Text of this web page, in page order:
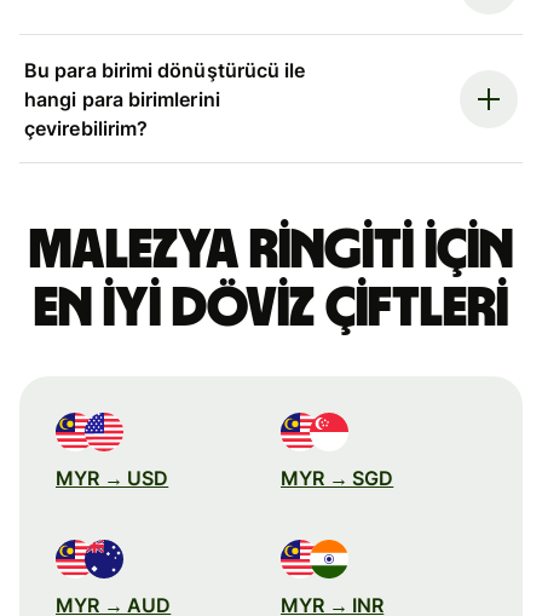
Bu para birimi dönüştürücü ile
hangi para birimlerini
çevirebilirim?
Malezya ringiti için
en iyi döviz çiftleri
MYR → USD MYR → SGD
MYR → AUD MYR → INR